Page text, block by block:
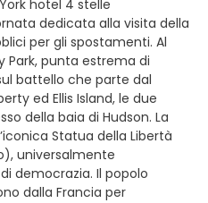
hotel 4 stelle
dedicata alla visita della
per gli spostamenti. Al
Park, punta estrema di
battello che parte dal
ed Ellis Island, le due
della baia di Hudson. La
Statua della Libertà
universalmente
democrazia. Il popolo
dalla Francia per